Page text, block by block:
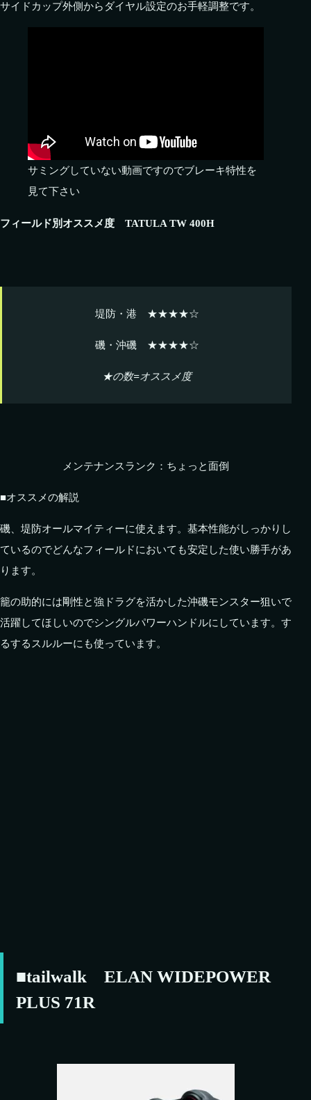
サイドカップ外側からダイヤル設定のお手軽調整です。
サミングしていない動画ですのでブレーキ特性を
見て下さい
フィールド別オススメ度 TATULA TW 400H
堤防・港 ★★★★☆
磯・沖磯 ★★★★☆
★の数=オススメ度
メンテナンスランク：ちょっと面倒
■オススメの解説
磯、堤防オールマイティーに使えます。基本性能がしっかりし
ているのでどんなフィールドにおいても安定した使い勝手があ
ります。
籠の助的には剛性と強ドラグを活かした沖磯モンスター狙いで
活躍してほしいのでシングルパワーハンドルにしています。す
るするスルルーにも使っています。
■tailwalk ELAN WIDEPOWER
PLUS 71R